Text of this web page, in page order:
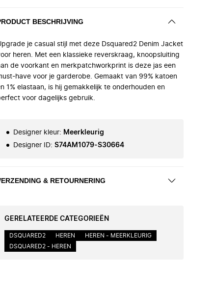
BESCHRIJVING
je casual stijl met deze Dsquared2 Denim Jacket
heren. Met een klassieke reverskraag, knoopsluiting
de voorkant en merkpatchworkprint is deze jas een
have voor je garderobe. Gemaakt van 99% katoen
1% elastaan, is hij gemakkelijk te onderhouden en
voor dagelijks gebruik.
Designer kleur: Meerkleurig
Designer ID: S74AM1079-S30664
& RETOURNERING
GERELATEERDE CATEGORIEËN
DSQUARED2 HEREN
HEREN - MEERKLEURIG
DSQUARED2 - HEREN